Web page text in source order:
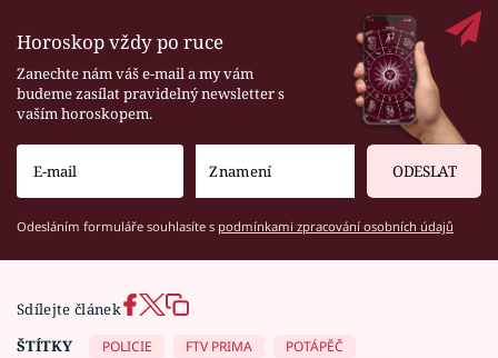
Horoskop vždy po ruce
Zanechte nám váš e-mail a my vám
budeme zasílat pravidelný newsletter s
vaším horoskopem.
ODESLAT
Odesláním formuláře souhlasíte s podmínkami zpracování osobních údajů
Sdílejte článek
ŠTÍTKY
POLICIE FTV PRIMA
POTÁPĚČ